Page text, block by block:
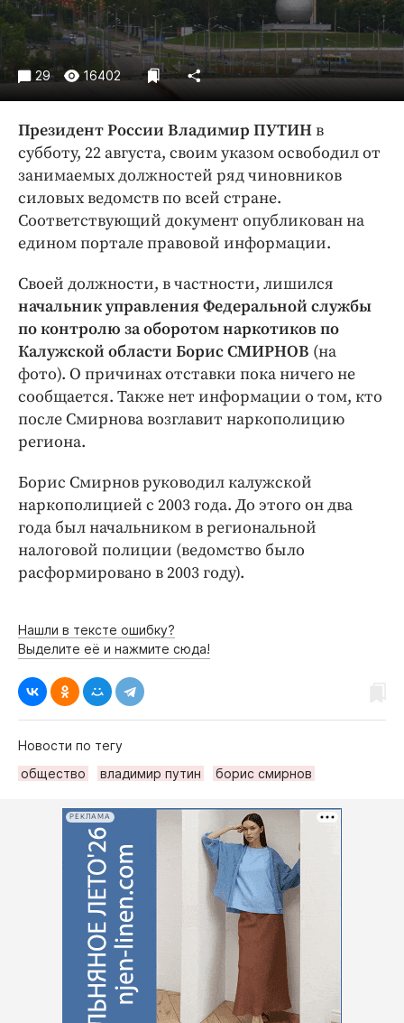
Происшествия
Спорт
Экономика и бизнес
ПРОЕКТЫ
Блоги
Издания
Медиаперсона
Интересное чтиво
Клиника года
Бренд года
Работодатель года
29 16402
Президент России Владимир ПУТИНв
субботу, 22 августа, своим указом освободил от
занимаемых должностей ряд чиновников
силовых ведомств по всей стране.
Соответствующий документ опубликован на
едином портале правовой информации.
Своей должности, в частности, лишился
начальник управления Федеральной службы
по контролю за оборотом наркотиков по
Калужской области Борис СМИРНОВ (на
фото). О причинах отставки пока ничего не
сообщается. Также нет информации о том, кто
после Смирнова возглавит наркополицию
региона.
Борис Смирнов руководил калужской
наркополицией с 2003 года. До этого он два
года был начальником в региональной
налоговой полиции (ведомство было
расформировано в 2003 году).
Нашли в тексте ошибку?
Выделите её и нажмите сюда!
Новости по тегу
общество
владимир путин борис смирнов
РЕКЛАМА